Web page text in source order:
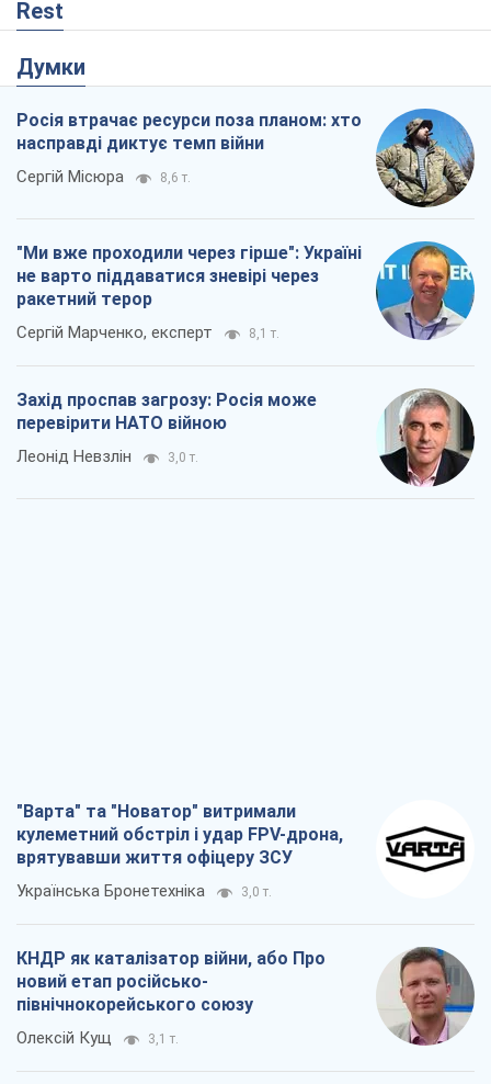
Rest
Думки
Росія втрачає ресурси поза планом: хто
насправді диктує темп війни
Сергій Місюра 8,6 т.
"Ми вже проходили через гірше": Україні
не варто піддаватися зневірі через
ракетний терор
Сергій Марченко, експерт 8,1 т.
Захід проспав загрозу: Росія може
перевірити НАТО війною
Леонід Невзлін 3,0 т.
"Варта" та "Новатор" витримали
кулеметний обстріл і удар FPV-дрона,
врятувавши життя офіцеру ЗСУ
Українська Бронетехніка 3,0 т.
КНДР як каталізатор війни, або Про
новий етап російсько-
північнокорейського союзу
Олексій Кущ 3,1 т.